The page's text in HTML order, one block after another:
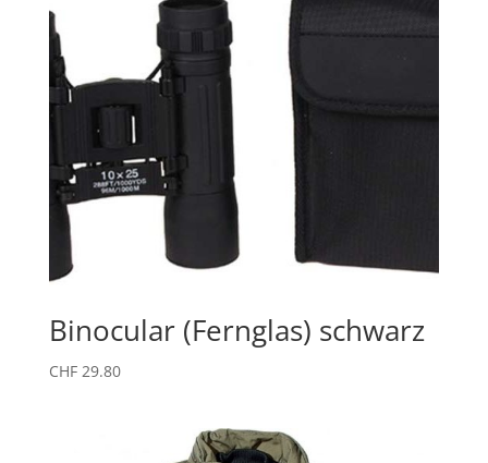
Binocular (Fernglas) schwarz
CHF29.80